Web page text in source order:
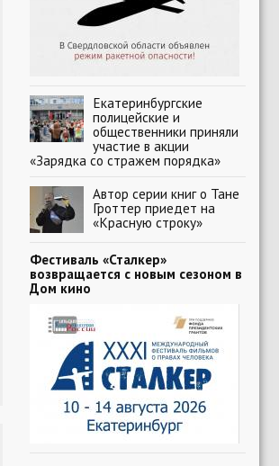
Екатеринбургские
полицейские и
общественники приняли
участие в акции
«Зарядка со стражем порядка»
Автор серии книг о Тане
Гроттер приедет на
«Красную строку»
Фестиваль «Сталкер»
возвращается с новым сезоном в
Дом кино